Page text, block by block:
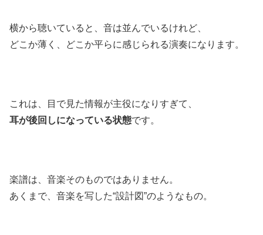
横から聴いていると、音は並んでいるけれど、
どこか薄く、どこか平らに感じられる演奏になります。
これは、目で見た情報が主役になりすぎて、
耳が後回しになっている状態です。
楽譜は、音楽そのものではありません。
あくまで、音楽を写した“設計図”のようなもの。